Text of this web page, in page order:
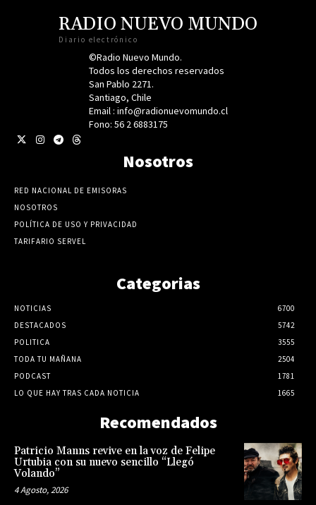
RADIO NUEVO MUNDO
Diario electrónico
©Radio Nuevo Mundo.
Todos los derechos reservados
San Pablo 2271.
Santiago, Chile
Email : info@radionuevomundo.cl
Fono: 56 2 6883175
Nosotros
RED NACIONAL DE EMISORAS
NOSOTROS
POLÍTICA DE USO Y PRIVACIDAD
TARIFARIO SERVEL
Categorias
NOTICIAS
6700
DESTACADOS
5742
POLITICA
3555
TODA TU MAÑANA
2504
PODCAST
1781
LO QUE HAY TRAS CADA NOTICIA
1665
Recomendados
Patricio Manns revive en la voz de Felipe
Urtubia con su nuevo sencillo “Llegó
Volando”
4 Agosto, 2026